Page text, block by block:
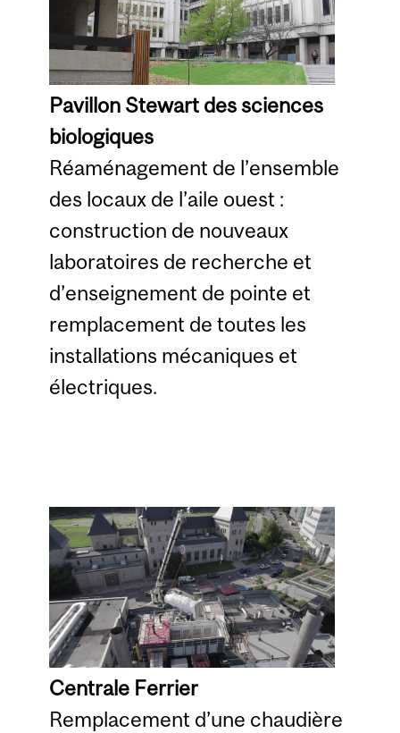
Pavillon Stewart des sciences
biologiques
Réaménagement de l’ensemble
des locaux de l’aile ouest :
construction de nouveaux
laboratoires de recherche et
d’enseignement de pointe et
remplacement de toutes les
installations mécaniques et
électriques.
Centrale Ferrier
Remplacement d’une chaudière